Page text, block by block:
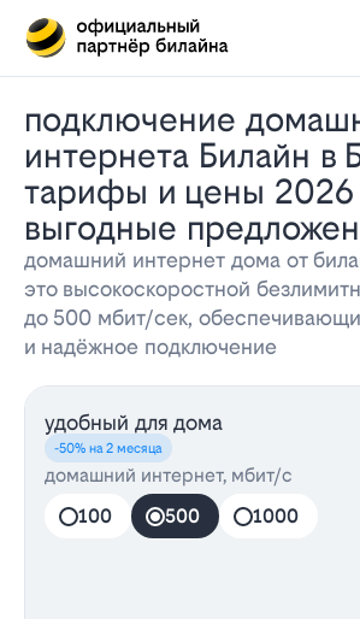
Подключение домашнего
интернета Билайн в
тарифы и цены 2026
выгодные
домашний интернет дома от
это высокоскоростной
до 500 мбит/сек,
и надёжное подключение
удобный для дома
-50% на 2 месяца
домашний интернет, мбит/с
100
500 1000